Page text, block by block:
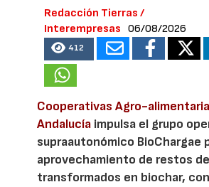
Redacción Tierras /
Interempresas
06/08/2026
412
Cooperativas Agro-
Andalucía impulsa el grupo
supraautonómico BioChargae
aprovechamiento de restos
transformados en biochar,